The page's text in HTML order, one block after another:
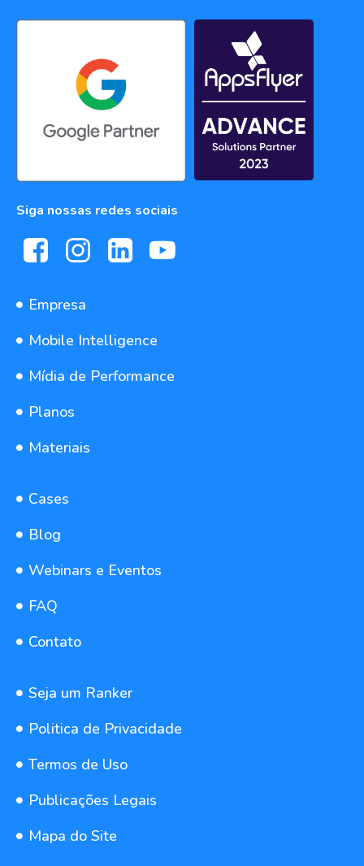
Siga nossas redes sociais
Empresa
Mobile Intelligence
Mídia de Performance
Planos
Materiais
Cases
Blog
Webinars e Eventos
FAQ
Contato
Seja um Ranker
Politica de Privacidade
Termos de Uso
Publicações Legais
Mapa do Site